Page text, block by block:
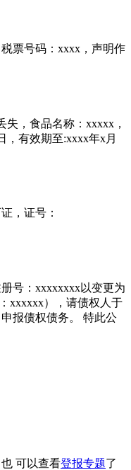
票号码：xxxx，声明作
，食品名称：xxxxx，
，有效期至:xxxx年x月
，证号：
号：xxxxxxxx以变更为
xxxxxx），请债权人于
报债权债务。 特此公
可以查看登报专题了